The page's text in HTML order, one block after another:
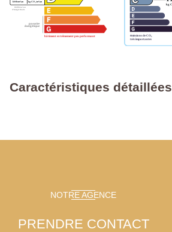
Caractéristiques détaillées
NOTRE AGENCE
PRENDRE CONTACT